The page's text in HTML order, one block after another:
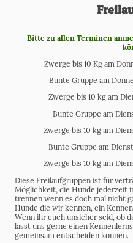
Bitte zu allen Terminen
Zwerge bis 10 Kg am
Bunte Gruppe am
Zwerge bis 10 kg am
Bunte Gruppe am
Zwerge bis 10 kg am
Bunte Gruppe am
Zwerge bis 10 kg am
Diese Freilaufgruppen ist für
Möglichkeit, die Hunde jederzeit
trennen wenn es doch mal nicht
Hunde die wir kennen, ein
Wenn ihr euch unsicher seid, ob
lasst uns gerne einen
gemeinsam entscheiden können.